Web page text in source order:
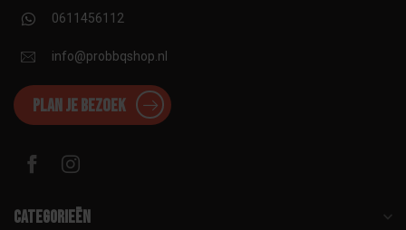
0611456112
info@probbqshop.nl
Plan je bezoek
Categorieën